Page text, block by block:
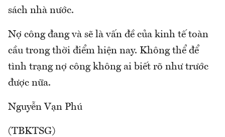
sách nhà nước.
Nợ công đang và sẽ là vấn đề của kinh tế toàn
cầu trong thời điểm hiện nay. Không thể để
tình trạng nợ công không ai biết rõ như trước
được nữa.
Nguyễn Vạn Phú
(TBKTSG)